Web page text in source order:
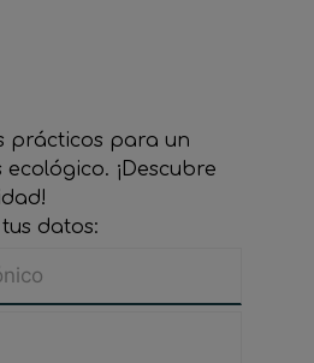
prácticos para un
¡Descubre
datos: